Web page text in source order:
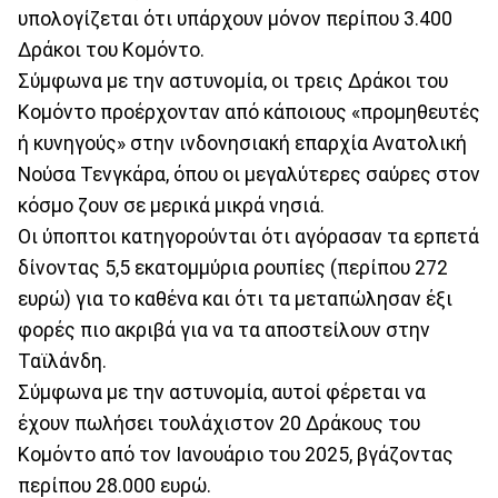
υπολογίζεται ότι υπάρχουν μόνον περίπου 3.400
Δράκοι του Κομόντο.
Σύμφωνα με την αστυνομία, οι τρεις Δράκοι του
Κομόντο προέρχονταν από κάποιους «προμηθευτές
ή κυνηγούς» στην ινδονησιακή επαρχία Ανατολική
Νούσα Τενγκάρα, όπου οι μεγαλύτερες σαύρες στον
κόσμο ζουν σε μερικά μικρά νησιά.
Οι ύποπτοι κατηγορούνται ότι αγόρασαν τα ερπετά
δίνοντας 5,5 εκατομμύρια ρουπίες (περίπου 272
ευρώ) για το καθένα και ότι τα μεταπώλησαν έξι
φορές πιο ακριβά για να τα αποστείλουν στην
Ταϊλάνδη.
Σύμφωνα με την αστυνομία, αυτοί φέρεται να
έχουν πωλήσει τουλάχιστον 20 Δράκους του
Κομόντο από τον Ιανουάριο του 2025, βγάζοντας
περίπου 28.000 ευρώ.